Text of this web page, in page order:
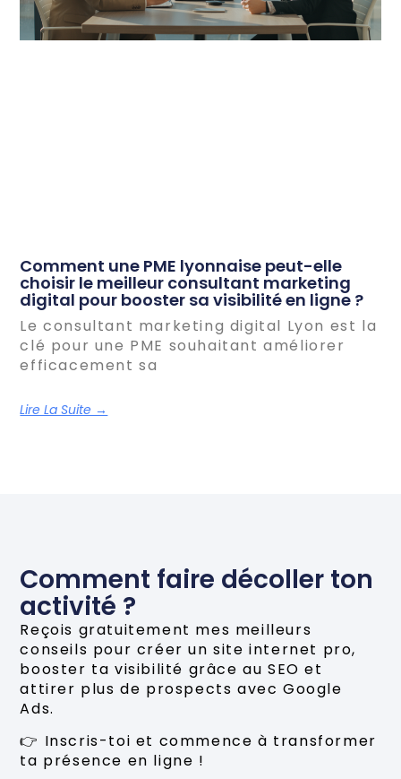
Comment une PME lyonnaise peut-elle
choisir le meilleur consultant marketing
digital pour booster sa visibilité en ligne ?
Le consultant marketing digital Lyon est la
clé pour une PME souhaitant améliorer
efficacement sa
Lire La Suite →
Comment faire décoller ton
activité ?
Reçois gratuitement mes meilleurs
conseils pour créer un site internet pro,
booster ta visibilité grâce au SEO et
attirer plus de prospects avec Google
Ads.
👉 Inscris-toi et commence à transformer
ta présence en ligne !